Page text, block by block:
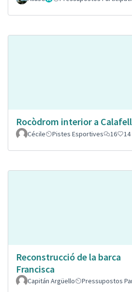
Rocòdrom interior a Calafell
Cécile
Pistes Esportives 16 14
Reconstrucció de la barca
Francisca
Capitán Argüello Pressupostos